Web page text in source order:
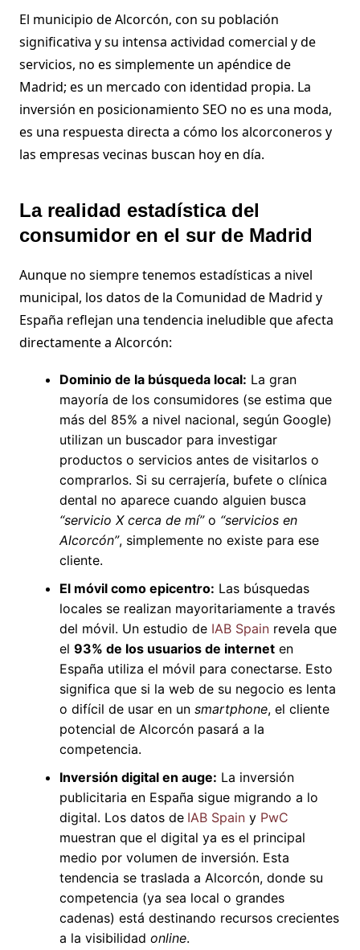
El municipio de Alcorcón, con su población
significativa y su intensa actividad comercial y de
servicios, no es simplemente un apéndice de
Madrid; es un mercado con identidad propia. La
inversión en posicionamiento SEO no es una moda,
es una respuesta directa a cómo los alcorconeros y
las empresas vecinas buscan hoy en día.
La realidad estadística del
consumidor en el sur de Madrid
Aunque no siempre tenemos estadísticas a nivel
municipal, los datos de la Comunidad de Madrid y
España reflejan una tendencia ineludible que afecta
directamente a Alcorcón:
Dominio de la búsqueda local: La gran
mayoría de los consumidores (se estima que
más del 85% a nivel nacional, según Google)
utilizan un buscador para investigar
productos o servicios antes de visitarlos o
comprarlos. Si su cerrajería, bufete o clínica
dental no aparece cuando alguien busca
“servicio X cerca de mí”o “servicios en
Alcorcón”, simplemente no existe para ese
cliente.
El móvil como epicentro: Las búsquedas
locales se realizan mayoritariamente a través
del móvil. Un estudio de IAB Spainrevela que
el 93% de los usuarios de interneten
España utiliza el móvil para conectarse. Esto
significa que si la web de su negocio es lenta
o difícil de usar en un smartphone, el cliente
potencial de Alcorcón pasará a la
competencia.
Inversión digital en auge: La inversión
publicitaria en España sigue migrando a lo
digital. Los datos de IAB Spainy PwC
muestran que el digital ya es el principal
medio por volumen de inversión. Esta
tendencia se traslada a Alcorcón, donde su
competencia (ya sea local o grandes
cadenas) está destinando recursos crecientes
a la visibilidad online.